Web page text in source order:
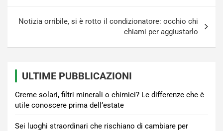
Notizia orribile, si è rotto il condizionatore: occhio chi
chiami per aggiustarlo
ULTIME PUBBLICAZIONI
Creme solari, filtri minerali o chimici? Le differenze che è
utile conoscere prima dell’estate
Sei luoghi straordinari che rischiano di cambiare per